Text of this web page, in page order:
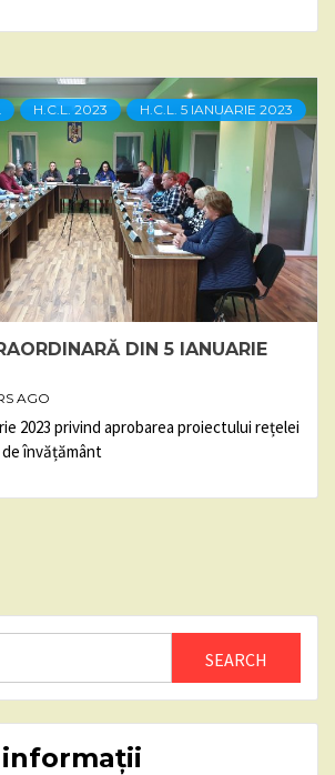
H.C.L. 2023 H.C.L. 5 IANUARIE 2023
DIN 5 IANUARIE
AGO
2023 privind aprobarea proiectului rețelei
învățământ